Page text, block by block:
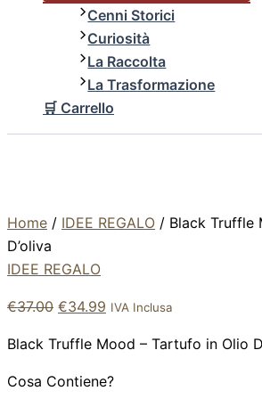
Cenni Storici
Curiosità
La Raccolta
La Trasformazione
🛒 Carrello
Home / IDEE REGALO / Black Truffle
D’oliva
IDEE REGALO
€37.00 €34.99 IVA Inclusa
Black Truffle Mood – Tartufo in Olio
Cosa Contiene?